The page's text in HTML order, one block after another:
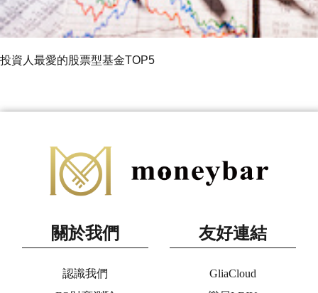
投資人最愛的股票型基金TOP5
關於我們
認識我們
友好連結
GliaCloud